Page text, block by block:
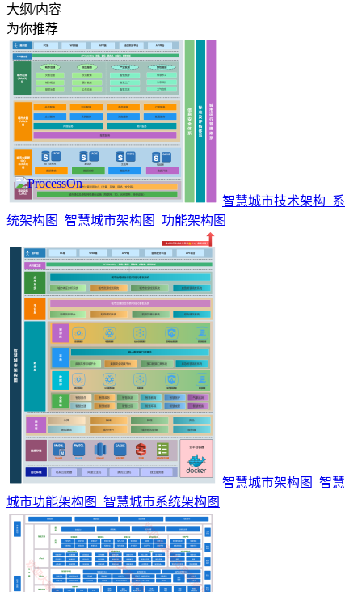
大纲/内容
为你推荐
智慧城市技术架构_系
统架构图_智慧城市架构图_功能架构图
智慧城市架构图_智慧
城市功能架构图_智慧城市系统架构图